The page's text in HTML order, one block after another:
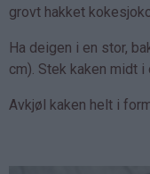
grovt hakket
Ha deigen i en stor,
cm). Stek kaken midt i
Avkjøl kaken helt i